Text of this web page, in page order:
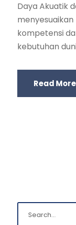
Daya Akuatik
kompetensi
kebutuhan
Read More